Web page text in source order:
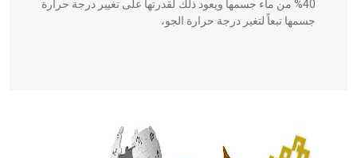
40% من ماء جسمها ويعود ذلك لقدرتها على تغيير درجة حرارة
جسمها تبعاً لتغير درجة حرارة الجو،
الحكم، الأدلة، تنظيم التغذية، ورسالته في جروح الرأس. ويعود
له الفضل بأنه حرر الطب من الدين والفلسفة.